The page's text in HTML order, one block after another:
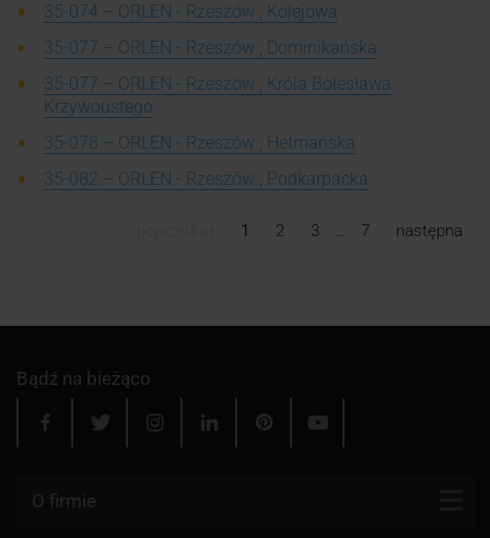
35-074 – ORLEN - Rzeszów , Kolejowa
35-077 – ORLEN - Rzeszów , Dominikańska
35-077 – ORLEN - Rzeszów , Króla Bolesława
Krzywoustego
35-078 – ORLEN - Rzeszów , Hetmańska
35-082 – ORLEN - Rzeszów , Podkarpacka
1 2 3 … 7 następna
Bądź na bieżąco
O firmie